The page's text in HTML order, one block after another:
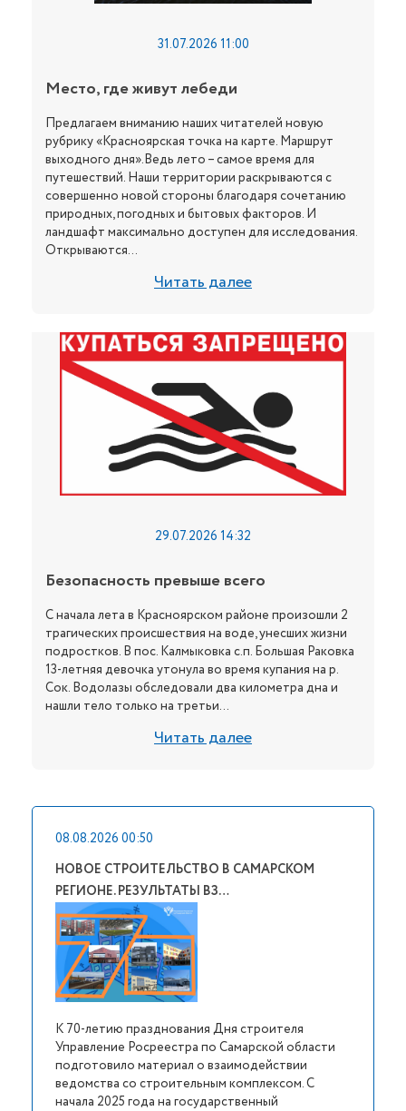
31.07.2026 11:00
Место, где живут лебеди
Предлагаем вниманию наших читателей новую
рубрику «Красноярская точка на карте. Маршрут
выходного дня».Ведь лето – самое время для
путешествий. Наши территории раскрываются с
совершенно новой стороны благодаря сочетанию
природных, погодных и бытовых факторов. И
ландшафт максимально доступен для исследования.
Открываются...
Читать далее
29.07.2026 14:32
Безопасность превыше всего
С начала лета в Красноярском районе произошли 2
трагических происшествия на воде, унесших жизни
подростков. В пос. Калмыковка с.п. Большая Раковка
13-летняя девочка утонула во время купания на р.
Сок. Водолазы обследовали два километра дна и
нашли тело только на третьи...
Читать далее
08.08.2026 00:50
НОВОЕ СТРОИТЕЛЬСТВО В САМАРСКОМ
РЕГИОНЕ. РЕЗУЛЬТАТЫ ВЗ…
К 70-летию празднования Дня строителя
Управление Росреестра по Самарской области
подготовило материал о взаимодействии
ведомства со строительным комплексом. С
начала 2025 года на государственный